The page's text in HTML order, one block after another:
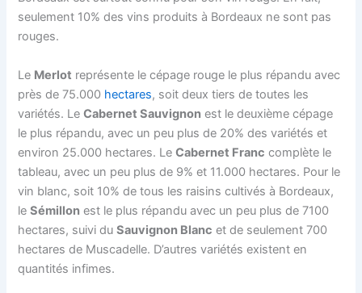
seulement 10% des vins produits à Bordeaux ne sont pas
rouges.
Le Merlot représente le cépage rouge le plus répandu avec
près de 75.000 hectares, soit deux tiers de toutes les
variétés. LeCabernet Sauvignon est le deuxième cépage
le plus répandu, avec un peu plus de 20% des variétés et
environ 25.000 hectares. LeCabernet Franc complète le
tableau, avec un peu plus de 9% et 11.000 hectares. Pour le
vin blanc, soit 10% de tous les raisins cultivés à Bordeaux,
leSémillon est le plus répandu avec un peu plus de 7100
hectares, suivi duSauvignon Blanc et de seulement 700
hectares de Muscadelle. D’autres variétés existent en
quantités infimes.